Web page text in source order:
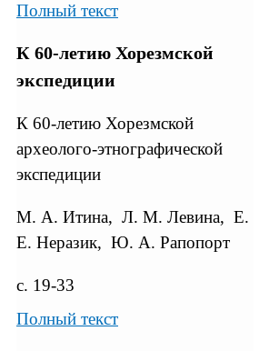
Полный текст
К 60-лeтию Хорезмской
экспедиции
К 60-летию Хорезмской
археолого-этнографической
экспедиции
М. А. Итина, Л. М. Левина, Е.
Е. Неразик, Ю. А. Рапопорт
с. 19-33
Полный текст